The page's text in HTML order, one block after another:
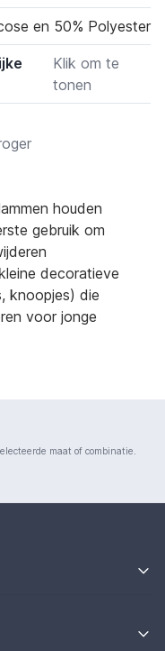
en 50% Polyester
Klik om te
tonen
houden
gebruik om
decoratieve
knoopjes) die
voor jonge
maat of combinatie.